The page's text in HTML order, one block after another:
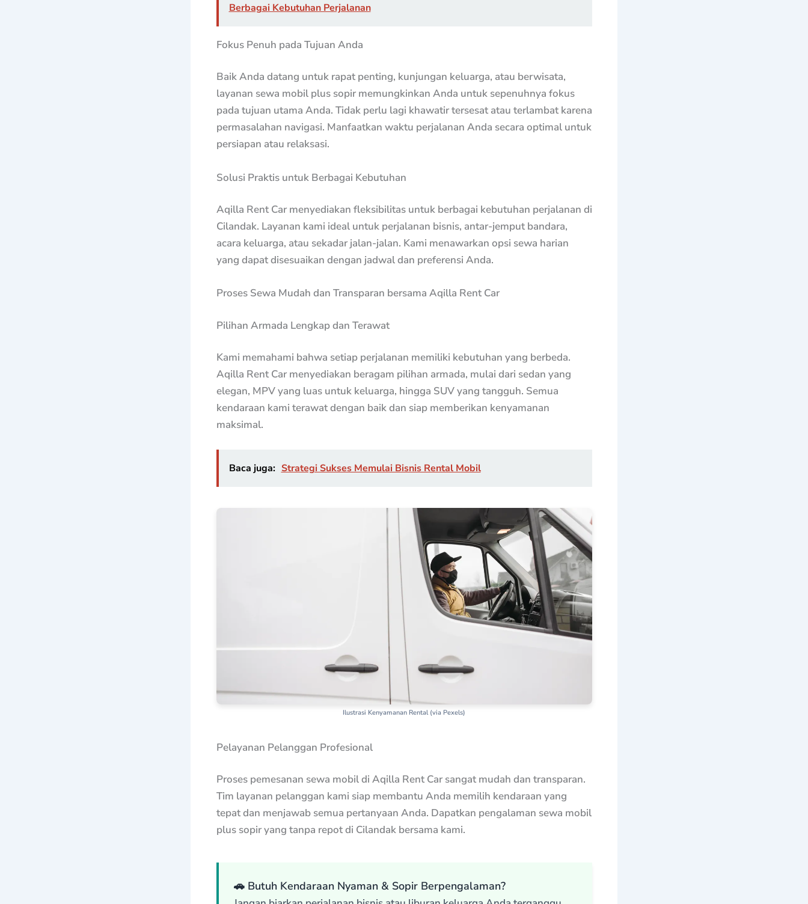
Berbagai Kebutuhan Perjalanan
Fokus Penuh pada Tujuan Anda
Baik Anda datang untuk rapat penting, kunjungan keluarga, atau berwisata,
layanan sewa mobil plus sopir memungkinkan Anda untuk sepenuhnya fokus
pada tujuan utama Anda. Tidak perlu lagi khawatir tersesat atau terlambat karena
permasalahan navigasi. Manfaatkan waktu perjalanan Anda secara optimal untuk
persiapan atau relaksasi.
Solusi Praktis untuk Berbagai Kebutuhan
Aqilla Rent Car menyediakan fleksibilitas untuk berbagai kebutuhan perjalanan di
Cilandak. Layanan kami ideal untuk perjalanan bisnis, antar-jemput bandara,
acara keluarga, atau sekadar jalan-jalan. Kami menawarkan opsi sewa harian
yang dapat disesuaikan dengan jadwal dan preferensi Anda.
Proses Sewa Mudah dan Transparan bersama Aqilla Rent Car
Pilihan Armada Lengkap dan Terawat
Kami memahami bahwa setiap perjalanan memiliki kebutuhan yang berbeda.
Aqilla Rent Car menyediakan beragam pilihan armada, mulai dari sedan yang
elegan, MPV yang luas untuk keluarga, hingga SUV yang tangguh. Semua
kendaraan kami terawat dengan baik dan siap memberikan kenyamanan
maksimal.
Baca juga: Strategi Sukses Memulai Bisnis Rental Mobil
Ilustrasi Kenyamanan Rental (via Pexels)
Pelayanan Pelanggan Profesional
Proses pemesanan sewa mobil di Aqilla Rent Car sangat mudah dan transparan.
Tim layanan pelanggan kami siap membantu Anda memilih kendaraan yang
tepat dan menjawab semua pertanyaan Anda. Dapatkan pengalaman sewa mobil
plus sopir yang tanpa repot di Cilandak bersama kami.
🚗 Butuh Kendaraan Nyaman & Sopir Berpengalaman?